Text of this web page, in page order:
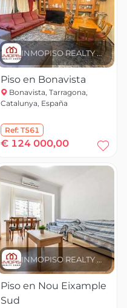
INMOPISO REALTY GROUP
Piso en Bonavista
Bonavista, Tarragona,
Catalunya, España
Ref: T561
€ 124 000,00
INMOPISO REALTY GROUP
Piso en Nou Eixample
Sud